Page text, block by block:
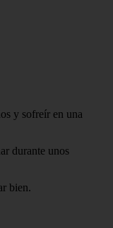
y sofreír en una
durante unos
bien.